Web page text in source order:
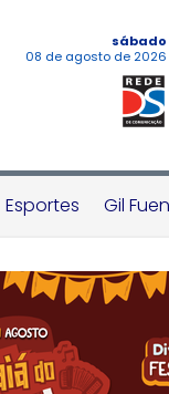
sábado
08 de agosto de 2026
Esportes Gil